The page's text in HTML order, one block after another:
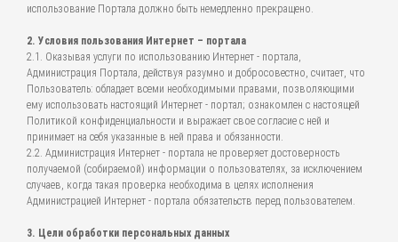
использование Портала должно быть немедленно прекращено.
2. Условия пользования Интернет – портала
2.1. Оказывая услуги по использованию Интернет - портала,
Администрация Портала, действуя разумно и добросовестно, считает, что
Пользователь: обладает всеми необходимыми правами, позволяющими
ему использовать настоящий Интернет - портал; ознакомлен с настоящей
Политикой конфиденциальности и выражает свое согласие с ней и
принимает на себя указанные в ней права и обязанности.
2.2. Администрация Интернет - портала не проверяет достоверность
получаемой (собираемой) информации о пользователях, за исключением
случаев, когда такая проверка необходима в целях исполнения
Администрацией Интернет - портала обязательств перед пользователем.
3. Цели обработки персональных данных